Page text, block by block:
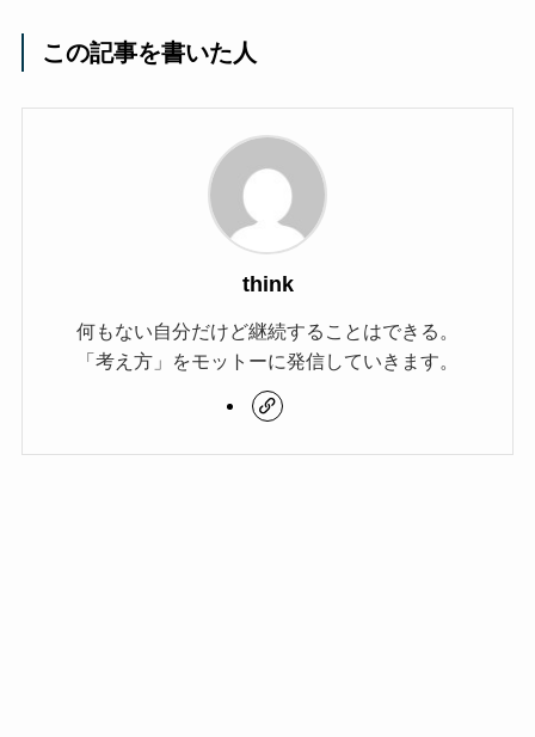
この記事を書いた人
think
何もない自分だけど継続することはできる。
「考え方」をモットーに発信していきます。